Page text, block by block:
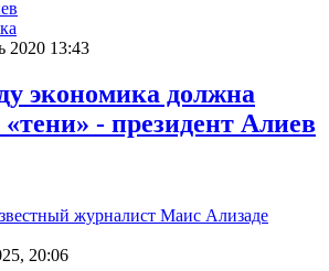
2020 13:43
экономика должна
- президент Алиев
20:06